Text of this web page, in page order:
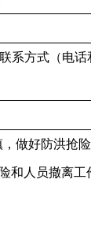
联系方式（电话
做好防洪抢
和人员撤离